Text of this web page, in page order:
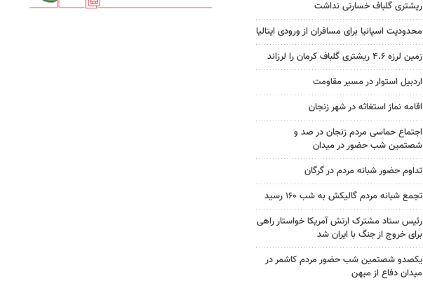
ریشتری گلباف خسارتی نداشت
محدودیت اسپانیا برای مسافران از ورودی ایتالیا
زمین لرزه ۴.۶ ریشتری گلباف کرمان را لرزاند
اردبیل استوار در مسیر مقاومت
اقامه نماز استغاثه در شهر زنجان
اجتماع حماسی مردم زنجان در صد و
شصتمین شب حضور در میدان
تداوم حضور شبانه مردم در گرگان
تجمع شبانه مردم گالیکش به شب ۱۶۰ رسید
رئیس ستاد مشترک ارتش آمریکا خواستار راهی
برای خروج از جنگ با ایران شد
یکصدو شصتمین شب حضور مردم کاشمر در
میدان دفاع از میهن